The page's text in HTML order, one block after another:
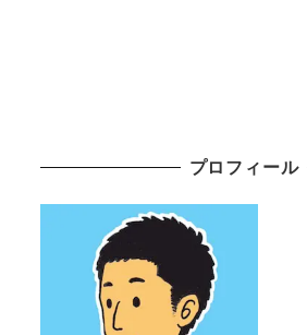
プロフィール